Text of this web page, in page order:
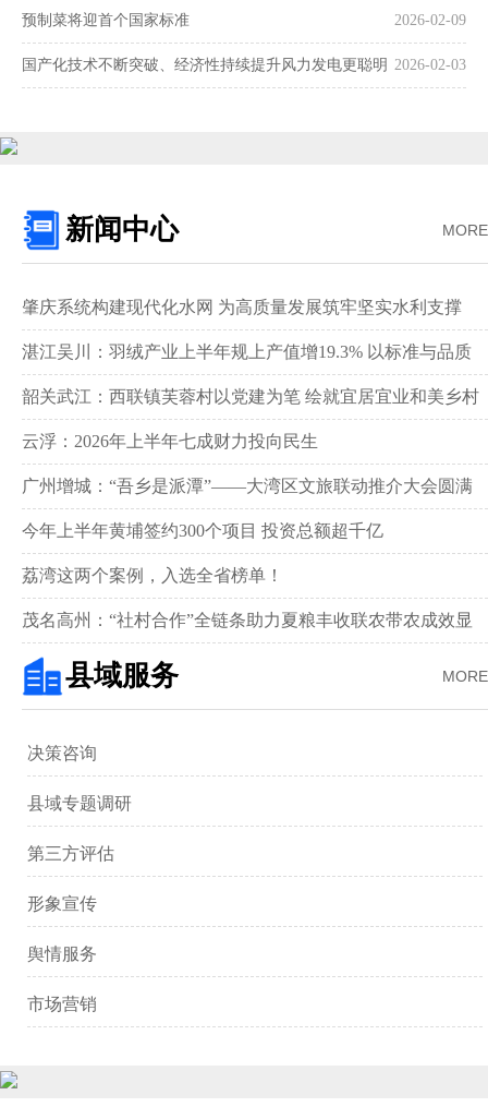
2026-02-09
预制菜将迎首个国家标准
2026-02-03
国产化技术不断突破、经济性持续提升风力发电更聪明
MORE
新闻中心
肇庆系统构建现代化水网 为高质量发展筑牢坚实水利支撑‌
湛江吴川：羽绒产业上半年规上产值增19.3% 以标准与品质
领跑全国赛道‌
韶关武江：西联镇芙蓉村以党建为笔 绘就宜居宜业和美乡村
新画卷‌
云浮：2026年上半年七成财力投向民生
广州增城：“吾乡是派潭”——大湾区文旅联动推介大会圆满
举行
今年上半年黄埔签约300个项目 投资总额超千亿
荔湾这两个案例，入选全省榜单！
茂名高州：“社村合作”全链条助力夏粮丰收联农带农成效显
著‌
MORE
县域服务
决策咨询
县域专题调研
第三方评估
形象宣传
舆情服务
市场营销